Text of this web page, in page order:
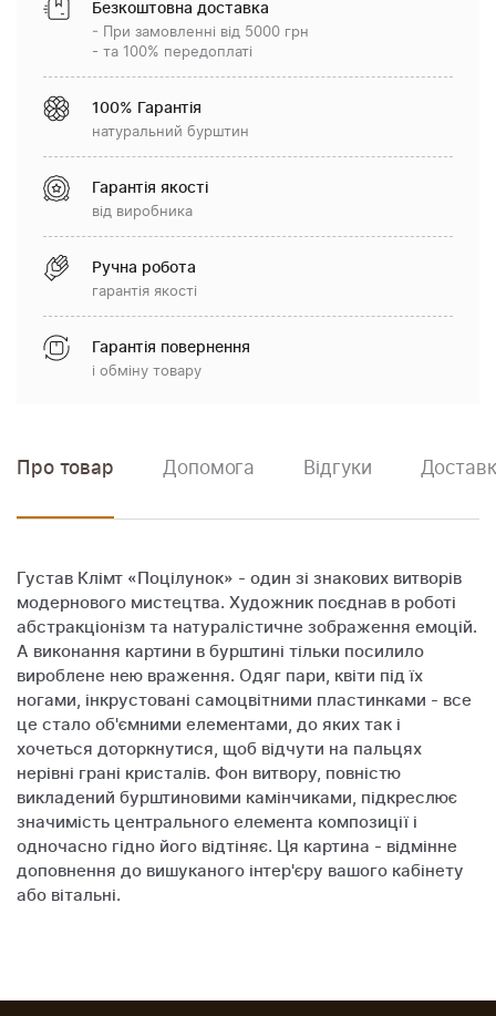
Безкоштовна доставка
- При замовленні від 5000 грн
- та 100% передоплаті
100% Гарантія
натуральний бурштин
Гарантія якості
від виробника
Ручна робота
гарантія якості
Гарантія повернення
і обміну товару
Про товар Допомога Відгуки
Густав Клімт «Поцілунок» - один зі знакових витворів
модернового мистецтва. Художник поєднав в роботі
абстракціонізм та натуралістичне зображення емоцій.
А виконання картини в бурштині тільки посилило
вироблене нею враження. Одяг пари, квіти під їх
ногами, інкрустовані самоцвітними пластинками - все
це стало об'ємними елементами, до яких так і
хочеться доторкнутися, щоб відчути на пальцях
нерівні грані кристалів. Фон витвору, повністю
викладений бурштиновими камінчиками, підкреслює
значимість центрального елемента композиції і
одночасно гідно його відтіняє. Ця картина - відмінне
доповнення до вишуканого інтер'єру вашого кабінету
або вітальні.